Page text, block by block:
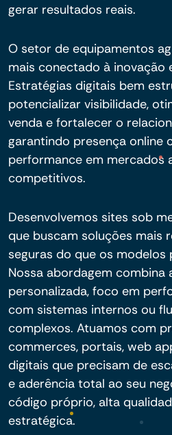
gerar resultados reais.
O setor de equipamentos
mais conectado à inovação
Estratégias digitais bem
potencializar visibilidade,
venda e fortalecer o
garantindo presença online
performance em mercados
competitivos.
Desenvolvemos sites sob
que buscam soluções mais
seguras do que os
Nossa abordagem combina
personalizada, foco em
com sistemas internos ou
complexos. Atuamos com
commerces, portais, web
digitais que precisam de
e aderência total ao seu
código próprio, alta
estratégica.